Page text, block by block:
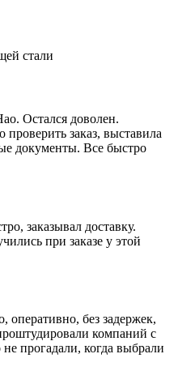
стали
Остался доволен.
заказ, выставила
документы. Все быстро
заказывал доставку.
при заказе у этой
оперативно, без задержек,
компаний с
прогадали, когда выбрали